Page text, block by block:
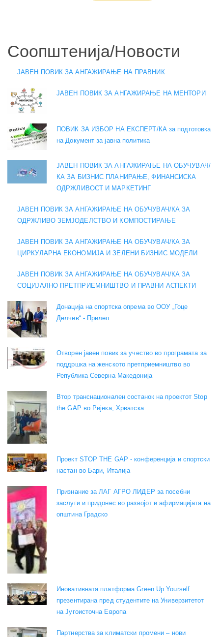
Соопштенија/Новости
ЈАВЕН ПОВИК ЗА АНГАЖИРАЊЕ НА ПРАВНИК
ЈАВЕН ПОВИК ЗА АНГАЖИРАЊЕ НА МЕНТОРИ
ПОВИК ЗА ИЗБОР НА ЕКСПЕРТ/КА за подготовка
на Документ за јавна политика
ЈАВЕН ПОВИК ЗА АНГАЖИРАЊЕ НА ОБУЧУВАЧ/
КА ЗА БИЗНИС ПЛАНИРАЊЕ, ФИНАНСИСКА
ОДРЖЛИВОСТ И МАРКЕТИНГ
ЈАВЕН ПОВИК ЗА АНГАЖИРАЊЕ НА ОБУЧУВАЧ/КА ЗА
ОДРЖЛИВО ЗЕМЈОДЕЛСТВО И КОМПОСТИРАЊЕ
ЈАВЕН ПОВИК ЗА АНГАЖИРАЊЕ НА ОБУЧУВАЧ/КА ЗА
ЦИРКУЛАРНА ЕКОНОМИЈА И ЗЕЛЕНИ БИЗНИС МОДЕЛИ
ЈАВЕН ПОВИК ЗА АНГАЖИРАЊЕ НА ОБУЧУВАЧ/КА ЗА
СОЦИЈАЛНО ПРЕТПРИЕМНИШТВО И ПРАВНИ АСПЕКТИ
Донација на спортска опрема во ООУ „Гоце
Делчев“ - Прилеп
Отворен јавен повик за учество во програмата за
поддршка на женското претприемништво во
Република Северна Македонија
Втор транснационален состанок на проектот Stop
the GAP во Ријека, Хрватска
Проект STOP THE GAP - конференција и спортски
настан во Бари, Италија
Признание за ЛАГ АГРО ЛИДЕР за посебни
заслуги и придонес во развојот и афирмацијата на
општина Градско
Иновативната платформа Green Up Yourself
презентирана пред студентите на Универзитетот
на Југоисточна Европа
Партнерства за климатски промени – нови